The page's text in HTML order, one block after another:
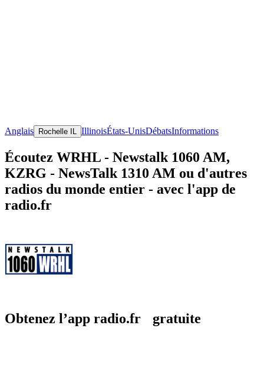
Anglais Rochelle IL IllinoisÉtats-UnisDébatsInformations
Écoutez WRHL - Newstalk 1060 AM,
KZRG - NewsTalk 1310 AM ou d'autres
radios du monde entier - avec l'app de
radio.fr
Obtenez l’app radio.fr gratuite